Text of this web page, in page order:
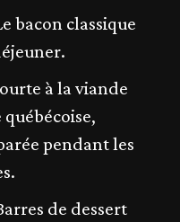
bacon classique
à la viande
pendant les
de dessert